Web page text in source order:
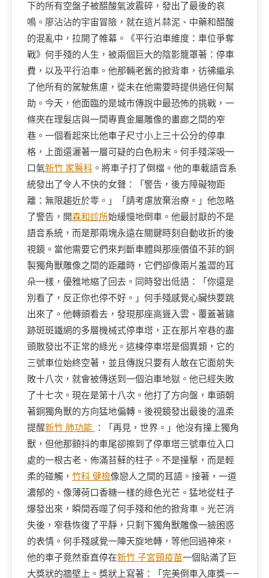
下的所有空盤子被醋酸氣波震碎，發出了最後的哀
鳴。廖沾沾的宇宙冒險，就在這片蒜泥、中藥和醋酸
的混亂中，拉開了帷幕。《平行泊車維度：車位爭奪
戰》何手殘的人生，被兩個巨大的陰影籠罩著：停車
費，以及平行泊車。他那輛老舊的掀背車，彷彿繼承
了他所有的駕駛焦慮，從未在他需要時提供過任何幫
助。今天，他面臨的是城市傳說中最恐怖的挑戰，一
條夾在理髮店與一間專賣金屬雕像的畫廊之間的窄
巷。一個看起來比他車子尺寸小上三十公分的停車
格，上面還灑著一層可疑的白色粉末。何手殘深吸一
口氣新竹 家醫科 。將車子打了倒檔。他的車載語音系
統發出了令人不快的女聲：「警告，後方障礙物距
離：無限趨近於零。」「請考慮放棄治療。」他忽略
了警告，開森和診所始緩慢地倒車。他最討厭的不是
語音系統，而是那兩塊永遠在關鍵時刻自動收折的後
視鏡。當他需要它們來判斷車體與那座價值不菲的銅
製獨角獸雕像之間的距離時，它們卻像兩片羞澀的耳
朵一樣，優雅地縮了回去。同時發出低語：「你還是
別看了，反正你也停不好。」何手殘感覺心臟快要跳
出來了。他轉頭看去，發現那座高聳入雲、覆蓋著鏽
跡斑斑鐵網的多層機械式停車塔，正在那片窄巷的盡
頭散發出不正常的綠光。這棟停車塔是個異類，它的
三號車位始終空著，並且傳說只要有人敢在它面前失
敗十八次，就會被傳送到一個泊車地獄。他已經失敗
了十七次。現在是第十八次。他打了方向盤，車頭朝
著銅獨角獸的方向猛地偏轉。後視鏡發出最後的溫柔
提醒新竹 肺功能 ：「再見，世界。」他沒有撞上獨角
獸，但他那顫抖的車尾卻擦到了停車塔三號車位入口
處的一根古老、佈滿苔蘚的柱子。不是撞擊，而是輕
柔的碰觸， 竹科 健檢像戀人之間的耳語。接著，一道
濃郁的、像薄荷口香糖一樣的綠色光芒。猛地從柱子
爆發出來，瞬間吞噬了何手殘和他的掀背車。光芒消
失後，窄巷恢復了平靜，只剩下獨角獸雕像一臉困惑
的表情。何手殘感覺一陣天旋地轉，等他回過神來，
他的車子竟然垂直停在新竹 子宮頸疫苗一個貼滿了巨
大獎狀的牆壁上。獎狀上寫著：「完美倒車入庫獎——